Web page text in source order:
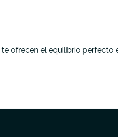
te ofrecen el equilibrio perfecto